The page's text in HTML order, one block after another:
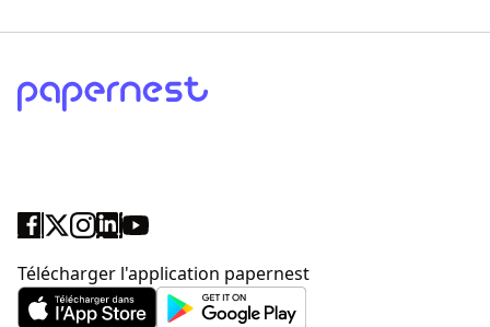
Télécharger l'application papernest